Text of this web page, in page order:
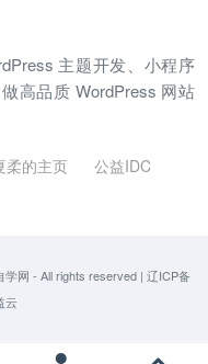
主题开发、小程序
高品质 WordPress 网站
柔的主页
公益IDC
学网 - All rights reserved | 辽ICP备
云